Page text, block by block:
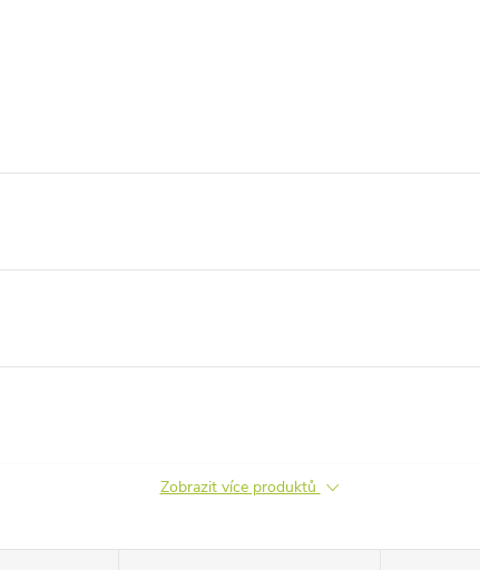
Zobrazit více produktů